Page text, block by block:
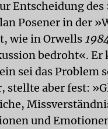
Entscheidung des
Posener in der
wie in Orwells
bedroht«.
sei das Problem
stellte aber fest:
und